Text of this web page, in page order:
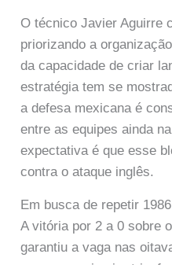
O técnico Javier Aguirre
priorizando a
da capacidade de criar
estratégia tem se
a defesa mexicana é
entre as equipes ainda
expectativa é que esse
contra o ataque inglês.
Em busca de repetir 1986
A vitória por 2 a 0 sobre
garantiu a vaga nas